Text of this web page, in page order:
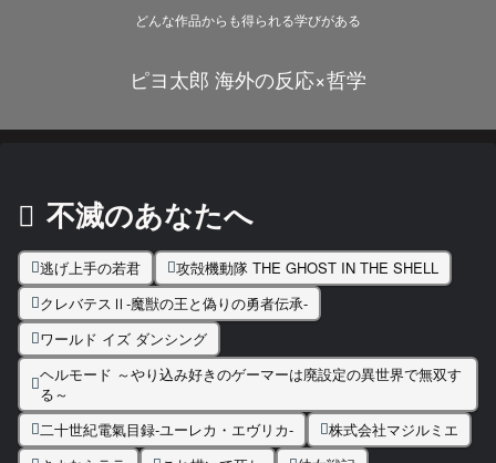
どんな作品からも得られる学びがある
ピヨ太郎 海外の反応×哲学
不滅のあなたへ
逃げ上手の若君
攻殻機動隊 THE GHOST IN THE SHELL
クレバテスⅡ-魔獣の王と偽りの勇者伝承-
ワールド イズ ダンシング
ヘルモード ～やり込み好きのゲーマーは廃設定の異世界で無双す
る～
二十世紀電氣目録-ユーレカ・エヴリカ-
株式会社マジルミエ